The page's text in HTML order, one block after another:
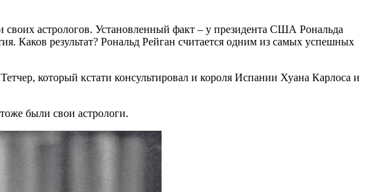
своих астрологов. Установленный факт – у президента США Рональда
Каков результат? Рональд Рейган считается одним из самых успешных
который кстати консультировал и короля Испании Хуана Карлоса и
были свои астрологи.